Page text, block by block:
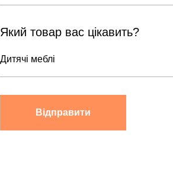
Який товар вас цікавить?
Відправити